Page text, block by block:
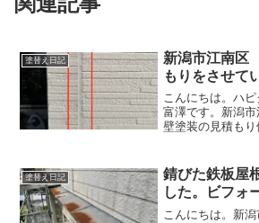
塗替え日記
新潟市江南区
もりをさせて
こんにちは。ハ
富澤です。新潟
壁塗装の見積も
り塗装を考えて
体を見させてい
塗替え日記
錆びた鉄板屋
した。ビフォ
こんにちは。新